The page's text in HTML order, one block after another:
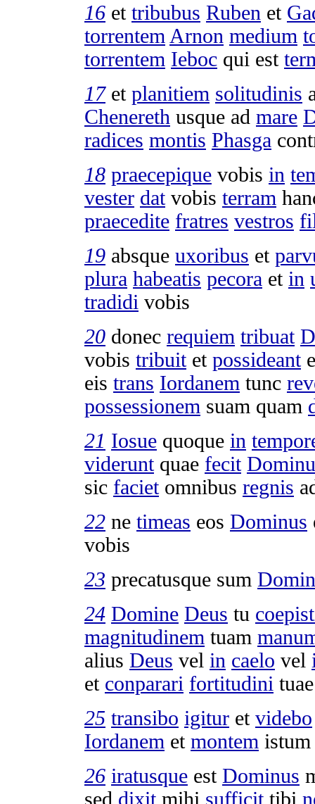
16 et tribubus Ruben et
torrentem Arnon medium
torrentem Ieboc qui est
17et planitiem solitudinis
Chenereth usque ad mare
radices montis Phasga
18 praecepique vobis in
vester datvobis terram
praecedite fratres vestros
19 absque uxoribus et
plura habeatis pecora et in
tradidi vobis
20 donec requiem tribuat
vobis tribuitet possideant
eis trans Iordanem tunc
possessionem suam quam
21 Iosue quoque in
videruntquae fecit
sic facietomnibus regnis
22 ne timeas eos Dominus
vobis
23 precatusque sum
24 Domine Deus tu
magnitudinem tuam
alius Deus vel in caelo vel
et conparari fortitudini tuae
25 transibo igitur et videbo
Iordanem et montem
26 iratusque est Dominus
sed dixit mihi sufficit tibi